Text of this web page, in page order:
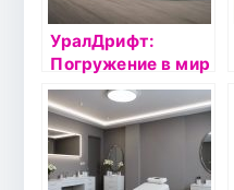
УралДрифт:
Погружение в мир
автоспорта и
дрифта